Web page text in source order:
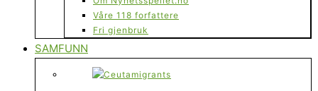
Våre 118 forfattere
Fri gjenbruk
SAMFUNN